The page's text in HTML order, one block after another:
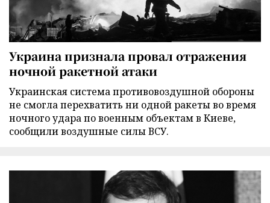
Украина признала провал отражения
ночной ракетной атаки
Украинская система противовоздушной обороны
не смогла перехватить ни одной ракеты во время
ночного удара по военным объектам в Киеве,
сообщили воздушные силы ВСУ.